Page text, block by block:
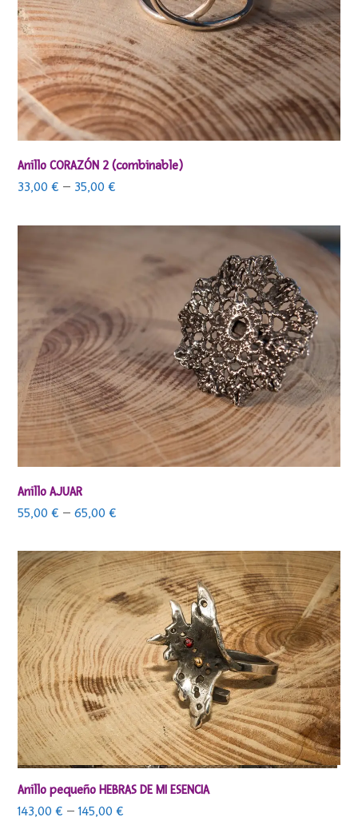
Anillo CORAZÓN 2 (combinable)
33,00€ – 35,00€
Anillo AJUAR
55,00€ –65,00€
Anillo pequeño HEBRAS DE MI ESENCIA
143,00€ –145,00€